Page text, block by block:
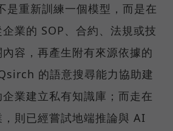
是重新訓練一個模型，而是在
業的 SOP、合約、法規或技
容，再產生附有來源依據的
的語意搜尋能力協助建
業建立私有知識庫；而走在
則已經嘗試地端推論與 AI